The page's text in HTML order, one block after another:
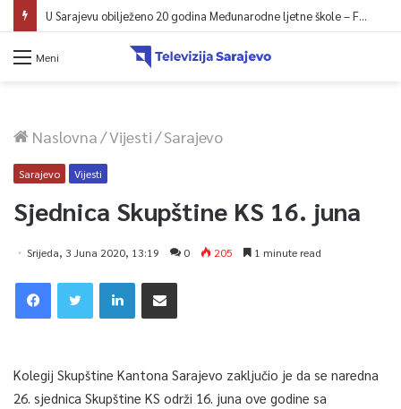
U Sarajevu obilježeno 20 godina Međunarodne ljetne škole – Fokus na izazovima međunarodne pravde
Meni
Naslovna/Vijesti/Sarajevo
Sarajevo Vijesti
Sjednica Skupštine KS 16. juna
Srijeda, 3 Juna 2020, 13:19 0 205 1 minute read
Kolegij Skupštine Kantona Sarajevo zaključio je da se naredna
26. sjednica Skupštine KS održi 16. juna ove godine sa